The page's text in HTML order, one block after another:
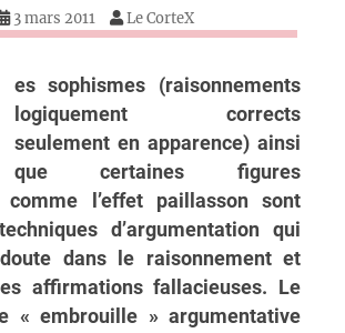
3 mars 2011 Le CorteX
es sophismes (raisonnements
logiquement corrects
seulement en apparence) ainsi
que certaines figures
comme l’effet paillasson sont
d’argumentation qui
dans le raisonnement et
affirmations fallacieuses. Le
« embrouille » argumentative